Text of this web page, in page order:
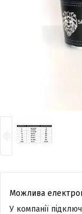
У компанії